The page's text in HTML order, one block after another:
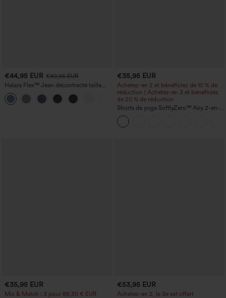
€44,95 EUR €49,95 EUR
Halara Flex™ Jean décontracté taille
haute, jambe droite, délavé, avec poches
+3
€35,95 EUR
Achetez-en 2 et bénéficiez de 10 % de
réduction | Achetez-en 3 et bénéficiez
de 20 % de réduction
Shorts de yoga SoftlyZero™ Airy 2-en-1
InstantCool, super taille haute, 7" avec
poches
€35,95 EUR
Mix & Match : 3 pour 88,30 € EUR
€53,95 EUR
Achetez-en 2, le 3e est offert